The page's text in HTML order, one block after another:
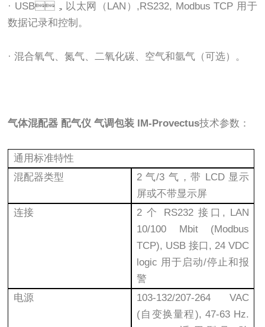
· USB，以太网（LAN）,RS232, Modbus TCP 用于
数据记录和控制。
· 混合氧气、氮气、二氧化碳、空气和氩气（可选）。
气体混配器 配气仪 气调包装 IM-Provectus技术参数：
通用标准特性
混配器类型
2 气/3 气，带 LCD 显示
屏或不带显示屏
连接
2 个 RS232 接口, LAN
10/100 Mbit (Modbus
TCP), USB 接口, 24 VDC
logic 用于启动/停止和报
警
电源
103-132/207-264 VAC
(自变换量程), 47-63 Hz.